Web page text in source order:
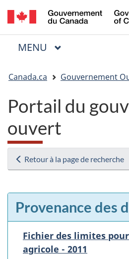
au
à
«
à
la
Menu
MENU PRINCIPAL
êtes
ici
Canada.ca Gouvernement
Portail du
ouvert
Retour à la page de recherche
Provenance des
Fichier des limites
agricole - 2011